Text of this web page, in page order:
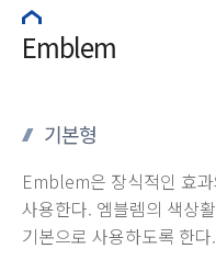
Emblem
기본형
Emblem은 장식적인 효
사용한다. 엠블렘의 색상
기본으로 사용하도록 한다.